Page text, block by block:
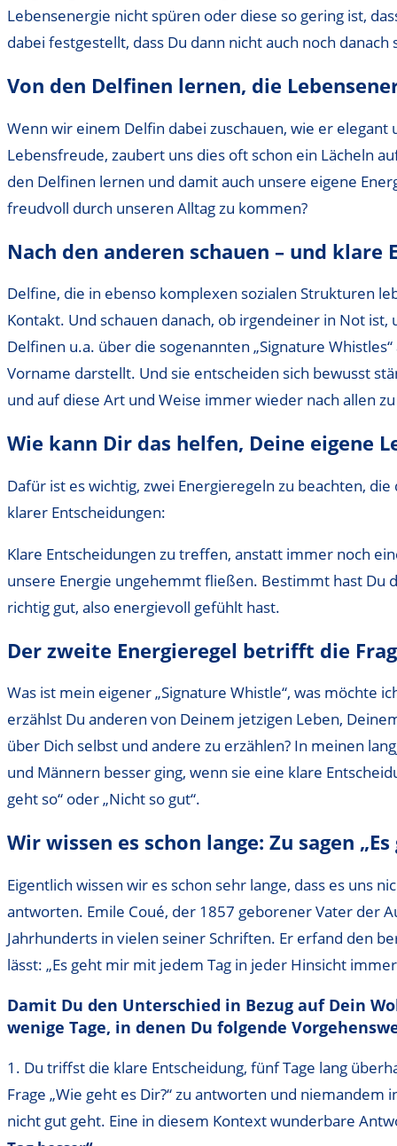
Lebensenergie nicht spüren oder diese so gering ist,
dabei festgestellt, dass Du dann nicht auch noch
Von den Delfinen lernen, die
Wenn wir einem Delfin dabei zuschauen, wie er
Lebensfreude, zaubert uns dies oft schon ein Lächeln
den Delfinen lernen und damit auch unsere eigene
freudvoll durch unseren Alltag zu kommen?
Nach den anderen schauen – und
Delfine, die in ebenso komplexen sozialen Strukturen
Kontakt. Und schauen danach, ob irgendeiner in Not
Delfinen u.a. über die sogenannten „Signature
Vorname darstellt. Und sie entscheiden sich bewusst
und auf diese Art und Weise immer wieder nach allen
Wie kann Dir das helfen, Deine eigene
Dafür ist es wichtig, zwei Energieregeln zu beachten,
klarer Entscheidungen:
Klare Entscheidungen zu treffen, anstatt immer noch
unsere Energie ungehemmt fließen. Bestimmt hast Du
richtig gut, also energievoll gefühlt hast.
Der zweite Energieregel betrifft die
Was ist mein eigener „Signature Whistle“, was möchte
erzählst Du anderen von Deinem jetzigen Leben,
über Dich selbst und andere zu erzählen? In meinen
und Männern besser ging, wenn sie eine klare
geht so“ oder „Nicht so gut“.
Wir wissen es schon lange: Zu sagen
Eigentlich wissen wir es schon sehr lange, dass es uns
antworten. Emile Coué, der 1857 geborener Vater der
Jahrhunderts in vielen seiner Schriften. Er erfand den
lässt: „Es geht mir mit jedem Tag in jeder Hinsicht
Damit Du den Unterschied in Bezug auf Dein
wenige Tage, in denen Du folgende
1. Du triffst die klare Entscheidung, fünf Tage lang
Frage „Wie geht es Dir?“ zu antworten und niemandem
nicht gut geht. Eine in diesem Kontext wunderbare